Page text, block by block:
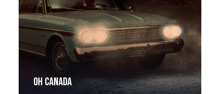
Oh Canada